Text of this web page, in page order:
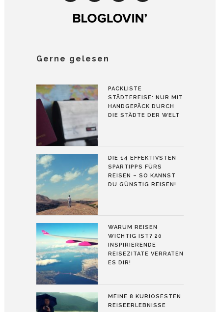
Gerne gelesen
PACKLISTE
STÄDTEREISE: NUR MIT
HANDGEPÄCK DURCH
DIE STÄDTE DER WELT
DIE 14 EFFEKTIVSTEN
SPARTIPPS FÜRS
REISEN – SO KANNST
DU GÜNSTIG REISEN!
WARUM REISEN
WICHTIG IST? 20
INSPIRIERENDE
REISEZITATE VERRATEN
ES DIR!
MEINE 8 KURIOSESTEN
REISEERLEBNISSE